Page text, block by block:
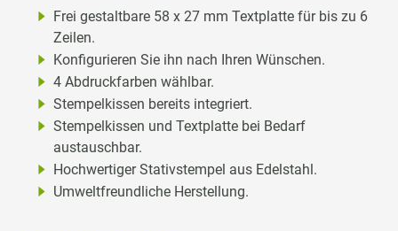
Frei gestaltbare 58 x 27 mm Textplatte für bis zu 6
Zeilen.
Konfigurieren Sie ihn nach Ihren Wünschen.
4 Abdruckfarben wählbar.
Stempelkissen bereits integriert.
Stempelkissen und Textplatte bei Bedarf
austauschbar.
Hochwertiger Stativstempel aus Edelstahl.
Umweltfreundliche Herstellung.